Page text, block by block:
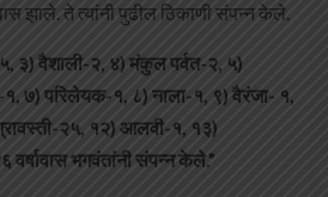
झाले. ते त्यांनी पुढील ठिकाणी संपन्न केले.
३) वैशाली-२, ४) मंकुल पर्वत-२, ५)
१, ७) परिलेयक-१, ८) नाला-१, ९) वैरंजा- १,
२५, १२) आलवी-१, १३)
भगवंतांनी संपन्न केले.”